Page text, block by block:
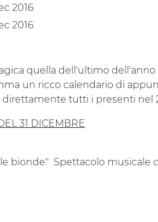
2016
2016
quella dell'ultimo dell'anno
un ricco calendario di
tutti i presenti nel
31 DICEMBRE
le bionde" Spettacolo musicale